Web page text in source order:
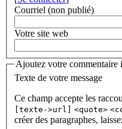
Courriel (non publié)
Votre site web
Ajoutez votre commentaire
Texte de votre message
Ce champ accepte les
[texte->url]
<quote>
créer des paragraphes,